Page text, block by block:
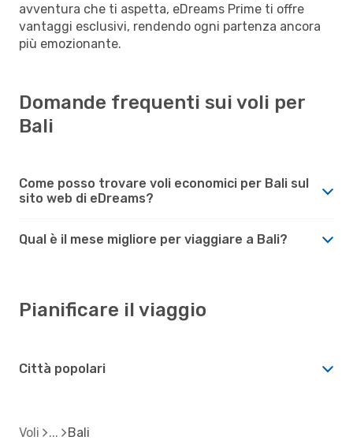
avventura che ti aspetta, eDreams Prime ti offre
vantaggi esclusivi, rendendo ogni partenza ancora
più emozionante.
Domande frequenti sui voli per
Bali
Come posso trovare voli economici per Bali sul
sito web di eDreams?
Qual è il mese migliore per viaggiare a Bali?
Pianificare il viaggio
Città popolari
Voli Bali